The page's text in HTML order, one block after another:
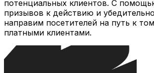
потенциальных клиентов. С
призывов к действию и
направим посетителей на путь к
платными клиентами.